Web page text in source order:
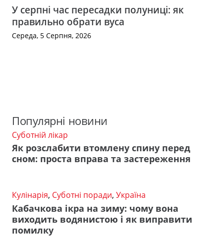
У серпні час пересадки полуниці: як
правильно обрати вуса
Середа, 5 Серпня, 2026
Популярні новини
Суботній лікар
Як розслабити втомлену спину перед
сном: проста вправа та застереження
Кулінарія, Суботні поради, Україна
Кабачкова ікра на зиму: чому вона
виходить водянистою і як виправити
помилку